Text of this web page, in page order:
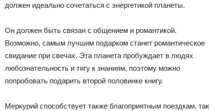
должен идеально сочетаться с энергетикой планеты.
Он должен быть связан с общением и романтикой.
Возможно, самым лучшим подарком станет романтическое
свидание при свечах. Эта планета пробуждает в людях
любознательность и тягу к знаниям, поэтому можно
попробовать подарить второй половинке книгу.
Меркурий способствует также благоприятным поездкам, так